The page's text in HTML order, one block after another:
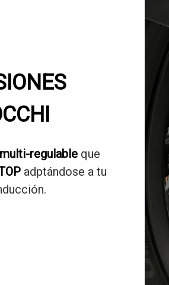
regulableque
adptándose a tu